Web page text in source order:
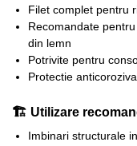
Filet complet pentru
Recomandate
din lemn
Potrivite pentru
Protectie
🏗️ Utilizare
Imbinari structurale